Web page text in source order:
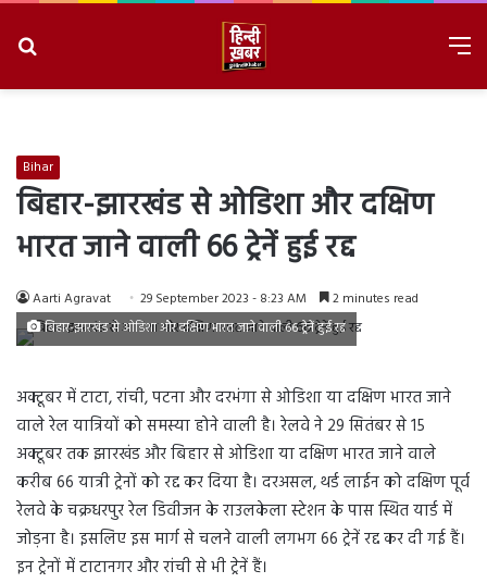
Bihar
बिहार-झारखंड से ओडिशा और दक्षिण
भारत जाने वाली 66 ट्रेनें हुई रद्द
Aarti Agravat 29 September 2023 - 8:23 AM 2 minutes read
बिहार-झारखंड से ओडिशा और दक्षिण भारत जाने वाली 66 ट्रेनें हुई रद्द
अक्टूबर में टाटा, रांची, पटना और दरभंगा से ओडिशा या दक्षिण भारत जाने
वाले रेल यात्रियों को समस्या होने वाली है। रेलवे ने 29 सितंबर से 15
अक्टूबर तक झारखंड और बिहार से ओडिशा या दक्षिण भारत जाने वाले
करीब 66 यात्री ट्रेनों को रद्द कर दिया है। दरअसल, थर्ड लाईन को दक्षिण पूर्व
रेलवे के चक्रधरपुर रेल डिवीजन के राउलकेला स्टेशन के पास स्थित यार्ड में
जोड़ना है। इसलिए इस मार्ग से चलने वाली लगभग 66 ट्रेनें रद्द कर दी गई हैं।
इन ट्रेनों में टाटानगर और रांची से भी ट्रेनें हैं।